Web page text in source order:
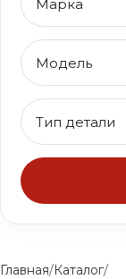
Главная Каталог